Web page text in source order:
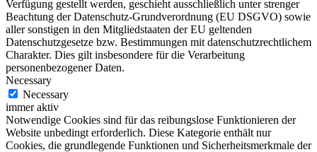
Verfügung gestellt werden, geschieht ausschließlich unter strenger
Beachtung der Datenschutz-Grundverordnung (EU DSGVO) sowie
aller sonstigen in den Mitgliedstaaten der EU geltenden
Datenschutzgesetze bzw. Bestimmungen mit datenschutzrechtlichem
Charakter. Dies gilt insbesondere für die Verarbeitung
personenbezogener Daten.
Necessary
Necessary
immer aktiv
Notwendige Cookies sind für das reibungslose Funktionieren der
Website unbedingt erforderlich. Diese Kategorie enthält nur
Cookies, die grundlegende Funktionen und Sicherheitsmerkmale der